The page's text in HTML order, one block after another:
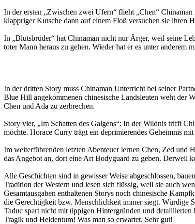
In der ersten „Zwischen zwei Ufern“ flieht „Chen“
klappriger Kutsche dann auf einem Floß versuchen sie ihren
In „Blutsbrüder“ hat Chinaman nicht nur Ärger, weil seine
toter Mann heraus zu gehen. Wieder hat er es unter anderem
In der dritten Story muss Chinaman Unterricht bei seiner
Blue Hill angekommenen chinesische Landsleuten weht der
Chen und Ada zu zerbrechen.
Story vier, „Im Schatten des Galgens“: In der Wildnis trifft
möchte. Horace Curry trägt ein deprimierendes Geheimnis
Im weiterführenden letzten Abenteuer lernen Chen, Zed und
das Angebot an, dort eine Art Bodyguard zu geben. Derweil
Alle Geschichten sind in gewisser Weise abgeschlossen,
Tradition der Western und lesen sich flüssig, weil sie auch
Gesamtausgaben enthaltenen Storys noch chinesische
die Gerechtigkeit bzw. Menschlichkeit immer siegt. Würdige
Taduc spart nicht mit üppigen Hintergründen und
Tragik und Heldentum! Was man so erwartet. Sehr gut!